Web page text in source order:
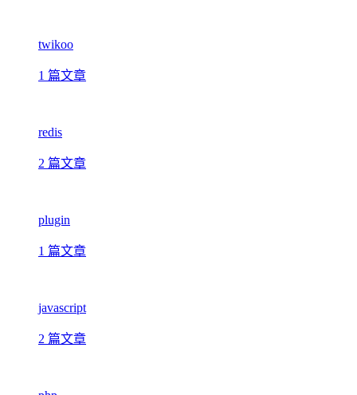
twikoo
1 篇文章
redis
2 篇文章
plugin
1 篇文章
javascript
2 篇文章